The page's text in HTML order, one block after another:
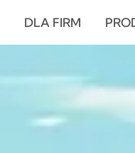
DLA FIRM